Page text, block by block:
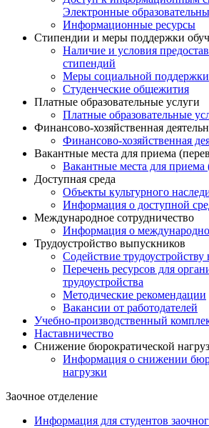
Электронные
Информационные ресурсы
Стипендии и меры поддержки
Наличие и условия
стипендий
Меры социальной поддержки
Студенческие общежития
Платные образовательные услуги
Платные образовательные
Финансово-хозяйственная
Финансово-хозяйственная
Вакантные места для приема
Вакантные места для приема
Доступная среда
Объекты культурного
Информация о доступной
Международное сотрудничество
Информация о
Трудоустройство выпускников
Содействие
Перечень ресурсов для
трудоустройства
Методические рекомендации
Вакансии от работодателей
Учебно-производственный
Наставничество
Снижение бюрократической
Информация о снижении
нагрузки
Заочное отделение
Информация для студентов